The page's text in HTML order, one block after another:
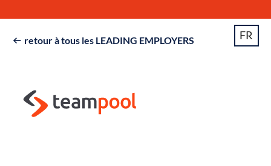
 retour à tous les LEADING EMPLOYERS FR